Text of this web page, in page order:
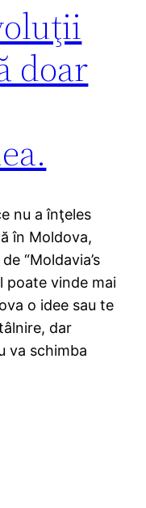
doar
nu a înţeles
în Moldova,
“Moldavia’s
poate vinde mai
o idee sau te
dar
va schimba